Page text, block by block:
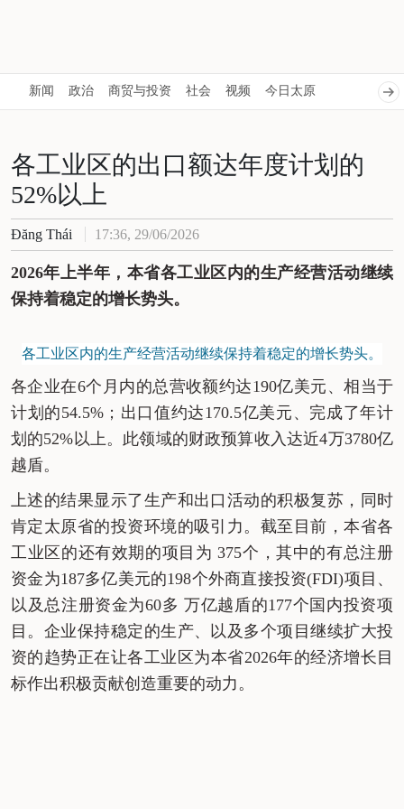
新闻 政治 商贸与投资 社会 视频 今日太原
各工业区的出口额达年度计划的
52%以上
Đăng Thái 17:36, 29/06/2026
2026年上半年，本省各工业区内的生产经营活动继续
保持着稳定的增长势头。
各工业区内的生产经营活动继续保持着稳定的增长势头。
各企业在6个月内的总营收额约达190亿美元、相当于
计划的54.5% ；出口值约达170.5亿美元、完成了年计
划的52% 以上。此领域的财政预算收入达近4万3780亿
越盾。
上述的结果显示了生产和出口活动的积极复苏，同时
肯定太原省的投资环境的吸引力。截至目前，本省各
工业区的还有效期的项目为375个，其中的有总注册
资金为187多亿美元的198个外商直接投资(FDI)项目、
以及总注册资金为60多万亿越盾的177个国内投资项
目。企业保持稳定的生产、以及多个项目继续扩大投
资的趋势正在让各工业区为本省2026年的经济增长目
标作出积极贡献创造重要的动力。